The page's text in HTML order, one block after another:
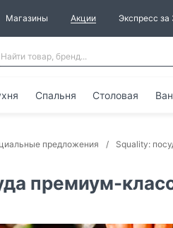
Магазины Акции Экспресс за
Спальня Столовая
предложения Squality:
премиум-